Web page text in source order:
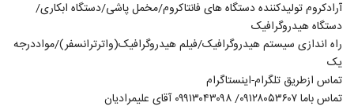
آرادکروم تولیدکننده دستگاه های فانتاکروم/مخمل پاشی/دستگاه ابکاری/
دستگاه هیدروگرافیک
راه اندازی سیستم هیدروگرافیک/فیلم هیدروگرافیک(واترترانسفر)/مواددرجه
یک
تماس ازطریق تلگرام-اینستاگرام
تماس باما ۰۹۱۲۸۰۵۳۶۰۷/ ۰۹۹۱۳۰۴۳۰۹۸ آقای علیمرادیان